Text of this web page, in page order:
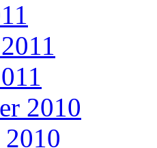
2010